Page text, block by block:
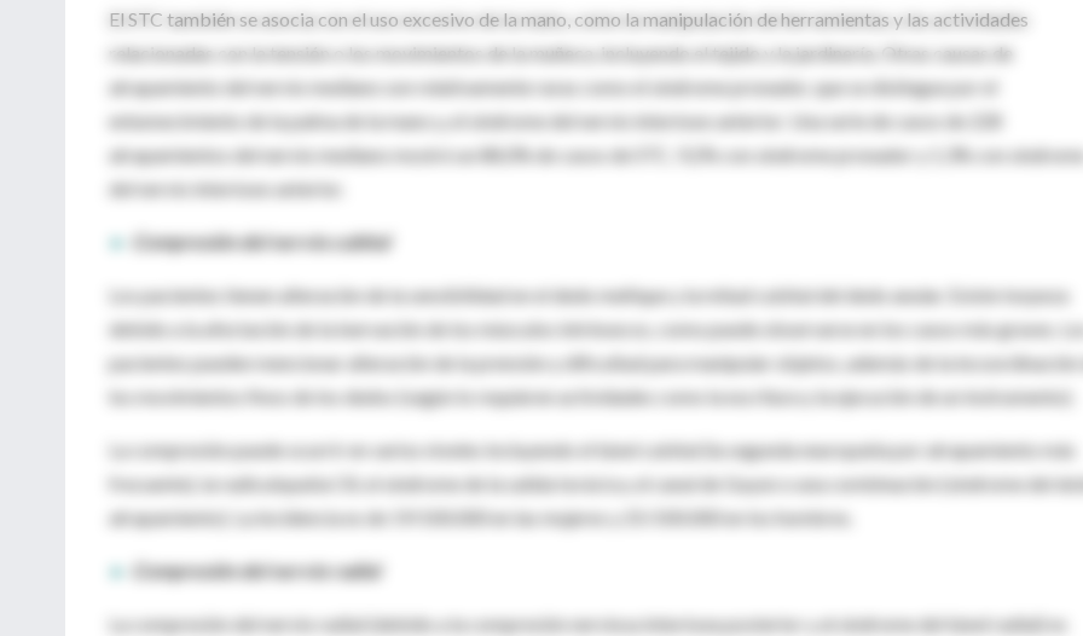
El STC también se asocia con el uso excesivo de la mano, como la manipulación de herramientas y las actividades
relacionadas con la tensión o los movimientos de la muñeca, incluyendo el tejido y la jardinería. Otras causas de
atrapamiento del nervio mediano son relativamente raras como el síndrome pronador, que se distingue por el
entumecimiento de la palma de la mano y, el síndrome del nervio interóseo anterior. Una serie de casos de 228
atrapamientos del nervio mediano mostró un 88,0% de casos de STC, 9,2% con síndrome pronador y 1,3% con
del nervio interóseo anterior.
► Compresión del nervio cubital
Los pacientes tienen alteración de la sensibilidad en el dedo meñique y la mitad cubital del dedo anular. Existe torpeza
debido a la afectación de la inervación de los músculos intrínsecos, como puede observarse en los casos más graves.
pacientes pueden mencionar alteración de la prensión y dificultad para manipular objetos, además de la incoordinación
los movimientos finos de los dedos (según lo requieren actividades como la escritura y la ejecución de un instrumento).
La compresión puede ocurrir en varios niveles incluyendo el túnel cubital (la segunda neuropatía por atrapamiento más
frecuente), la radiculopatía C8, el síndrome de la salida torácica, el canal de Guyon o una combinación (síndrome del
atrapamiento). La incidencia es de 19/100.000 en las mujeres y 25/100.000 en los hombres.
► Compresión del nervio radial
La compresión del nervio radial (debido a la compresión nerviosa interósea posterior y al síndrome del túnel radial) es